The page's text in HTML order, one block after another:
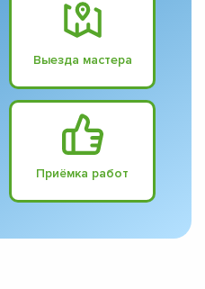
Выезда мастера
Приёмка работ